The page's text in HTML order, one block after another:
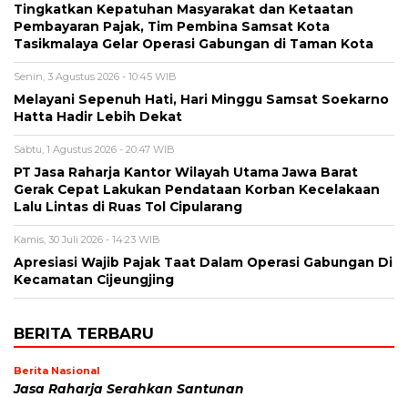
Tingkatkan Kepatuhan Masyarakat dan Ketaatan
Pembayaran Pajak, Tim Pembina Samsat Kota
Tasikmalaya Gelar Operasi Gabungan di Taman Kota
Senin, 3 Agustus 2026 - 10:45 WIB
Melayani Sepenuh Hati, Hari Minggu Samsat Soekarno
Hatta Hadir Lebih Dekat
Sabtu, 1 Agustus 2026 - 20:47 WIB
PT Jasa Raharja Kantor Wilayah Utama Jawa Barat
Gerak Cepat Lakukan Pendataan Korban Kecelakaan
Lalu Lintas di Ruas Tol Cipularang
Kamis, 30 Juli 2026 - 14:23 WIB
Apresiasi Wajib Pajak Taat Dalam Operasi Gabungan Di
Kecamatan Cijeungjing
BERITA TERBARU
Berita Nasional
Jasa Raharja Serahkan Santunan